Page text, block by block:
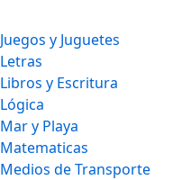
Juegos y Juguetes
Letras
Libros y Escritura
Lógica
Mar y Playa
Matematicas
Medios de Transporte